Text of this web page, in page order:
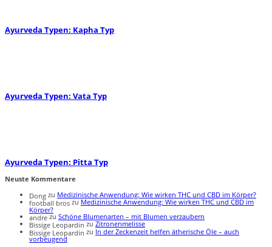
Ayurveda Typen: Kapha Typ
Ayurveda Typen: Vata Typ
Ayurveda Typen: Pitta Typ
Neuste Kommentare
Dong zu Medizinische Anwendung: Wie wirken THC und CBD im Körper?
football bros zu Medizinische Anwendung: Wie wirken THC und CBD im
Körper?
andrezu Schöne Blumenarten – mit Blumen verzaubern
Bissige Leopardin zu Zitronenmelisse
Bissige Leopardin zu In der Zeckenzeit helfen ätherische Öle – auch
vorbeugend